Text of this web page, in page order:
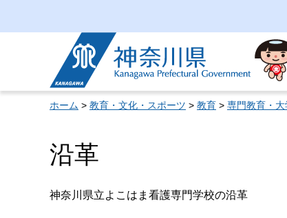
神奈川県
ホーム > 教育・文化・スポーツ > 教育 > 専門教育・大
沿革
神奈川県立よこはま看護専門学校の沿革